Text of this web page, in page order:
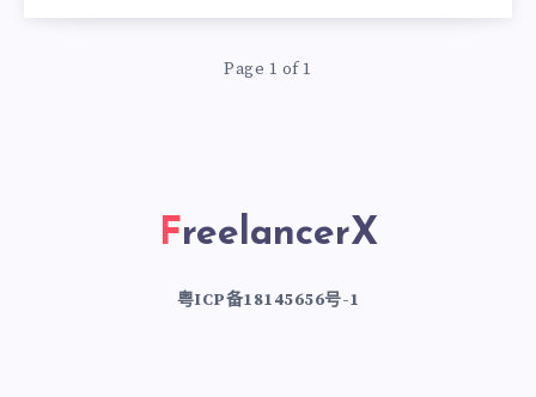
Page 1 of 1
FreelancerX
粤ICP备18145656号-1